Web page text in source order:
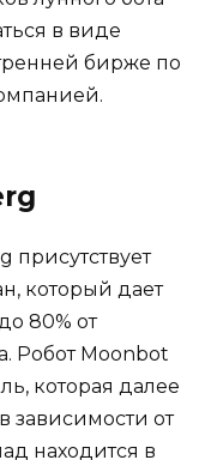
в виде
бирже по
присутствует
который дает
80% от
Робот Moonbot
которая далее
зависимости от
находится в